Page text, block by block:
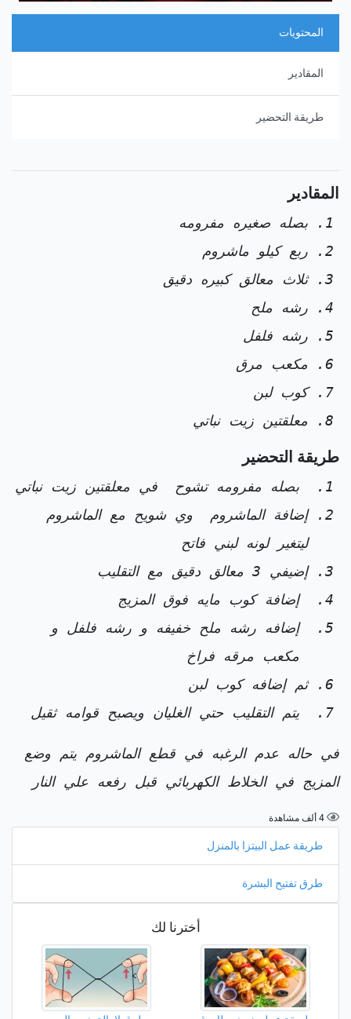
المحتويات
المقادير
طريقة التحضير
المقادير
بصله صغيره مفرومه
ربع كيلو ماشروم
ثلاث معالق كبيره دقيق
رشه ملح
رشه فلفل
مكعب مرق
كوب لبن
معلقتين زيت نباتي
طريقة التحضير
بصله مفرومه تشوح في معلقتين زيت نباتي
إضافة الماشروم وي شويح مع الماشروم
ليتغير لونه لبني فاتح
إضيفي 3 معالق دقيق مع التقليب
إضافة كوب مايه فوق المزيج
إضافه رشه ملح خفيفه و رشه فلفل و
مكعب مرقه فراخ
ثم إضافه كوب لبن
يتم التقليب حتي الغليان ويصبح قوامه ثقيل
في حاله عدم الرغبه في قطع الماشروم يتم وضع
المزيج في الخلاط الكهربائي قبل رفعه علي النار
4 ألف مشاهدة
طريقة عمل البيتزا بالمنزل
طرق تفتيح البشرة
أخترنا لك